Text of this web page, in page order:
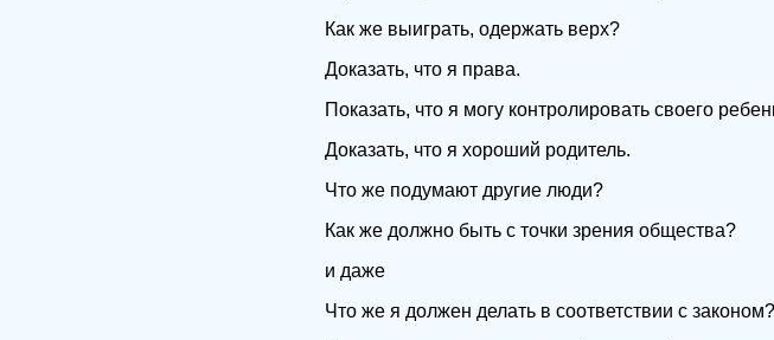
Как же выиграть, одержать верх?
Доказать, что я права.
Показать, что я могу контролировать своего
Доказать, что я хороший родитель.
Что же подумают другие люди?
Как же должно быть с точки зрения общества?
и даже
Что же я должен делать в соответствии с законом?